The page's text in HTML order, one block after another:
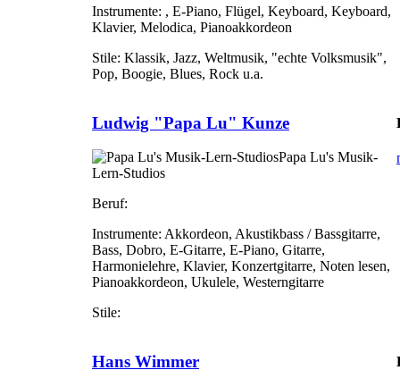
Instrumente: , E-Piano, Flügel, Keyboard, Keyboard,
Klavier, Melodica, Pianoakkordeon
Stile: Klassik, Jazz, Weltmusik, "echte Volksmusik",
Pop, Boogie, Blues, Rock u.a.
Ludwig "Papa Lu" Kunze
Papa Lu's Musik-
Lern-Studios
Beruf:
Instrumente: Akkordeon, Akustikbass / Bassgitarre,
Bass, Dobro, E-Gitarre, E-Piano, Gitarre,
Harmonielehre, Klavier, Konzertgitarre, Noten lesen,
Pianoakkordeon, Ukulele, Westerngitarre
Stile:
Hans Wimmer